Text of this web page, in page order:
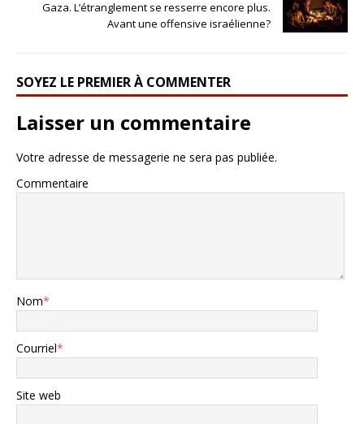
Gaza. L’étranglement se resserre encore plus.
Avant une offensive israélienne?
SOYEZ LE PREMIER À COMMENTER
Laisser un commentaire
Votre adresse de messagerie ne sera pas publiée.
Commentaire
Nom*
Courriel*
Site web